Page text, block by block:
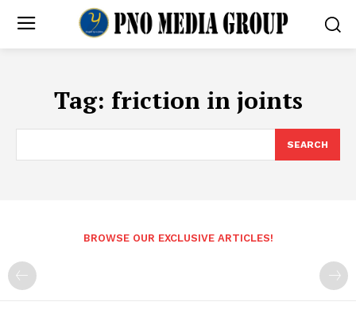
Tag: friction in joints
SEARCH
BROWSE OUR EXCLUSIVE ARTICLES!